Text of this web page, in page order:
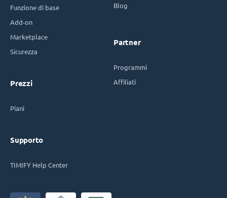
Funzione di base
Add-on
Marketplace
Sicurezza
Prezzi
Piani
Supporto
TIMIFY Help Center
Blog
Partner
Programmi
Affiliati